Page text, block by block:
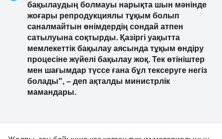
бақылаудың болмауы нарықта шын мәнінде
жоғары репродукциялы тұқым болып
саналмайтын өнімдердің сондай атпен
сатылуына соқтырды. Қазіргі уақытта
мемлекеттік бақылау аясында тұқым өндіру
процесіне жүйелі бақылау жоқ. Тек өтініштер
мен шағымдар түссе ғана бұл тексеруге негіз
болады", – деп ақталды министрлік
мамандары.